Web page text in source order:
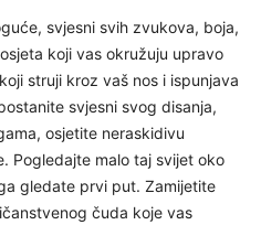
svjesni svih zvukova, boja,
koji vas okružuju upravo
struji kroz vaš nos i ispunjava
svjesni svog disanja,
osjetite neraskidivu
Pogledajte malo taj svijet oko
gledate prvi put. Zamijetite
čuda koje vas